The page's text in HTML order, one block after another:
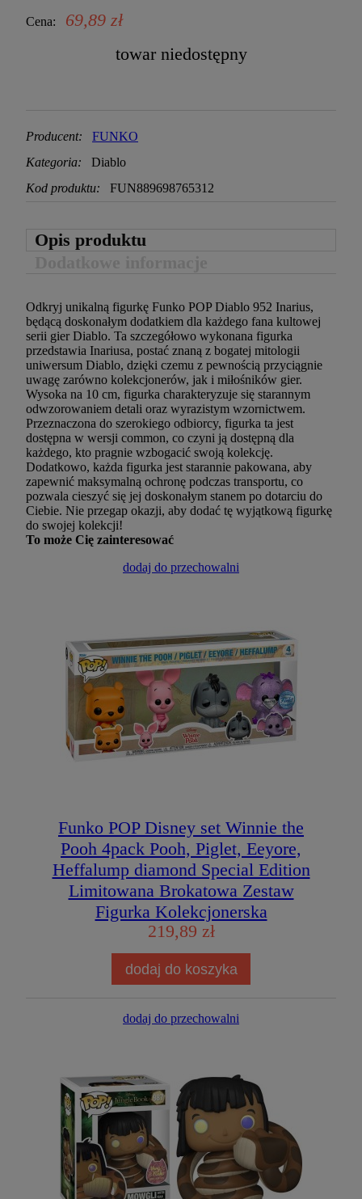
Cena:
69,89 zł
towar niedostępny
Producent:
FUNKO
Kategoria:
Diablo
Kod produktu:
FUN889698765312
Opis produktu
Odkryj unikalną figurkę Funko POP Diablo 952 Inarius,
będącą doskonałym dodatkiem dla każdego fana kultowej
serii gier Diablo. Ta szczegółowo wykonana figurka
przedstawia Inariusa, postać znaną z bogatej mitologii
uniwersum Diablo, dzięki czemu z pewnością przyciągnie
uwagę zarówno kolekcjonerów, jak i miłośników gier.
Wysoka na 10 cm, figurka charakteryzuje się starannym
odwzorowaniem detali oraz wyrazistym wzornictwem.
Przeznaczona do szerokiego odbiorcy, figurka ta jest
dostępna w wersji common, co czyni ją dostępną dla
każdego, kto pragnie wzbogacić swoją kolekcję.
Dodatkowo, każda figurka jest starannie pakowana, aby
zapewnić maksymalną ochronę podczas transportu, co
pozwala cieszyć się jej doskonałym stanem po dotarciu do
Ciebie. Nie przegap okazji, aby dodać tę wyjątkową figurkę
do swojej kolekcji!
To może Cię zainteresować
dodaj do przechowalni
Funko POP Disney set Winnie the
Pooh 4pack Pooh, Piglet, Eeyore,
Heffalump diamond Special Edition
Limitowana Brokatowa Zestaw
Figurka Kolekcjonerska
219,89 zł
dodaj do koszyka
dodaj do przechowalni